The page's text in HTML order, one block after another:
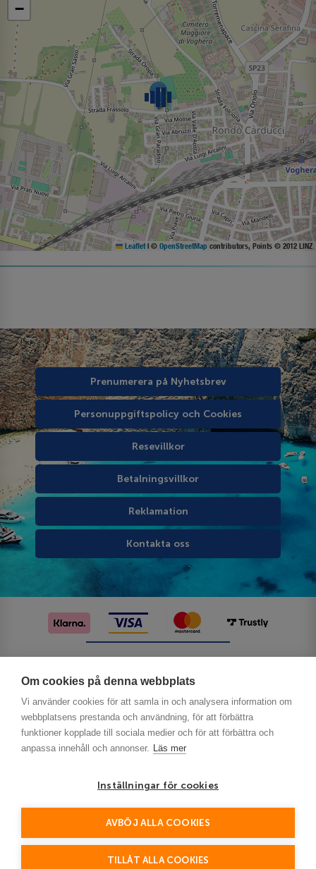
Om cookies på denna webbplats
Vi använder cookies för att samla in och analysera information om
webbplatsens prestanda och användning, för att förbättra
funktioner kopplade till sociala medier och för att förbättra och
anpassa innehåll och annonser. Läs mer
Inställningar för cookies
AVBÖJ ALLA COOKIES
TILLÅT ALLA COOKIES
−
Leaflet | © OpenStreetMap contributors, Points © 2012 LINZ
Prenumerera på Nyhetsbrev
Personuppgiftspolicy och Cookies
Resevillkor
Betalningsvillkor
Reklamation
Kontakta oss
This site is protected by reCAPTCHA and the Google
Policy and Terms of Service apply.